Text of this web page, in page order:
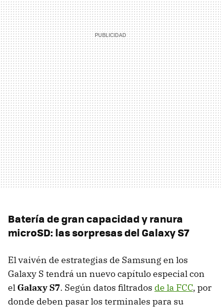
Batería de gran capacidad y ranura
microSD: las sorpresas del Galaxy S7
El vaivén de estrategias de Samsung en los
Galaxy S tendrá un nuevo capítulo especial con
el Galaxy S7. Según datos filtrados de la FCC, por
donde deben pasar los terminales para su